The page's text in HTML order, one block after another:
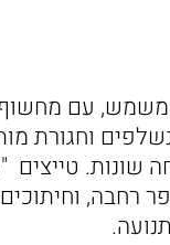
ומשמש, עם
וחגורת
טייצים
רחבה,